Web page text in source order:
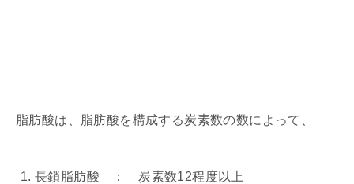
脂肪酸は、脂肪酸を構成する炭素数の数によって、
長鎖脂肪酸 ： 炭素数12程度以上